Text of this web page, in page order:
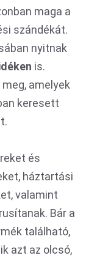
maga a
szándékát.
nyitnak
is.
amelyek
keresett
és
háztartási
valamint
Bár a
található,
azt az olcsó,